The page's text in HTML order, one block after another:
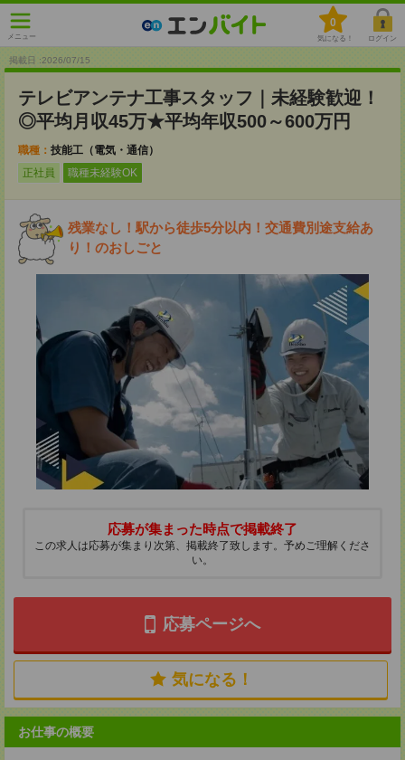
メニュー
0
気になる！ ログイン
掲載日 :2026/07/15
テレビアンテナ工事スタッフ｜未経験歓迎！
◎平均月収45万★平均年収500～600万円
職種： 技能工（電気・通信）
正社員
職種未経験OK
残業なし！駅から徒歩5分以内！交通費別途支給あ
り！のおしごと
応募が集まった時点で掲載終了
この求人は応募が集まり次第、掲載終了致します。予めご理解くださ
い。
応募ページへ
気になる！
お仕事の概要